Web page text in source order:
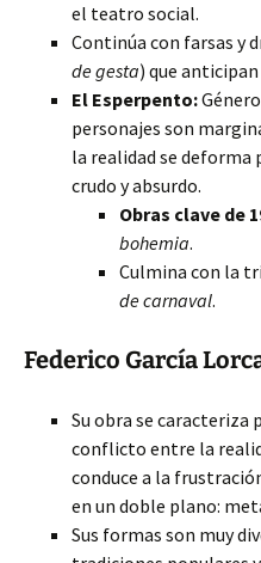
el teatro social.
Continúa con farsas y
de gesta) que
El Esperpento:
personajes son
la realidad se deforma
crudo y absurdo.
Obras clave de
bohemia.
Culmina con la
de carnaval.
Federico García
Su obra se caracteriza
conflicto entre la
conduce a la
en un doble plano:
Sus formas son muy